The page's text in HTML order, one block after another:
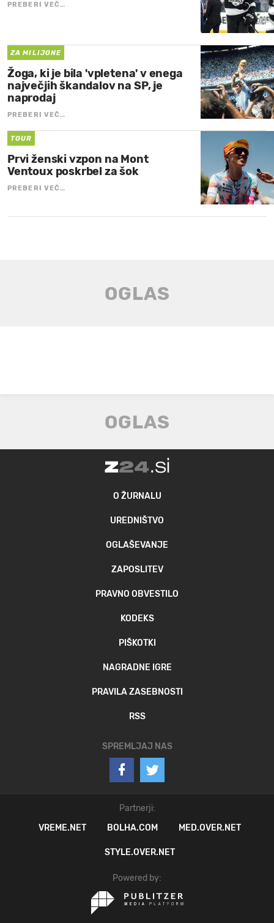
PREBERI VEČ…
ZA MILIJONE
Žoga, ki je bila 'vpletena' v enega
največjih škandalov na SP, je
naprodaj
PREBERI VEČ…
TOUR
Prvi ženski vzpon na Mont
Ventoux poskrbel za šok
PREBERI VEČ…
O ŽURNALU
UREDNIŠTVO
OGLAŠEVANJE
ZAPOSLITEV
PRAVNO OBVESTILO
KODEKS
PIŠKOTKI
NAGRADNE IGRE
PRAVILA ZASEBNOSTI
RSS
SPREMLJAJ NAS
Partnerji:
VREME.NET
BOLHA.COM MED.OVER.NET
STYLE.OVER.NET
Powered by: